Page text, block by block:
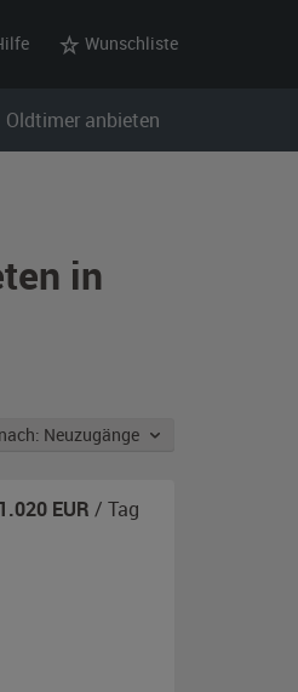
Wunschliste
Oldtimer anbieten
in
Sortieren nach: Neuzugänge
1.020 EUR / Tag